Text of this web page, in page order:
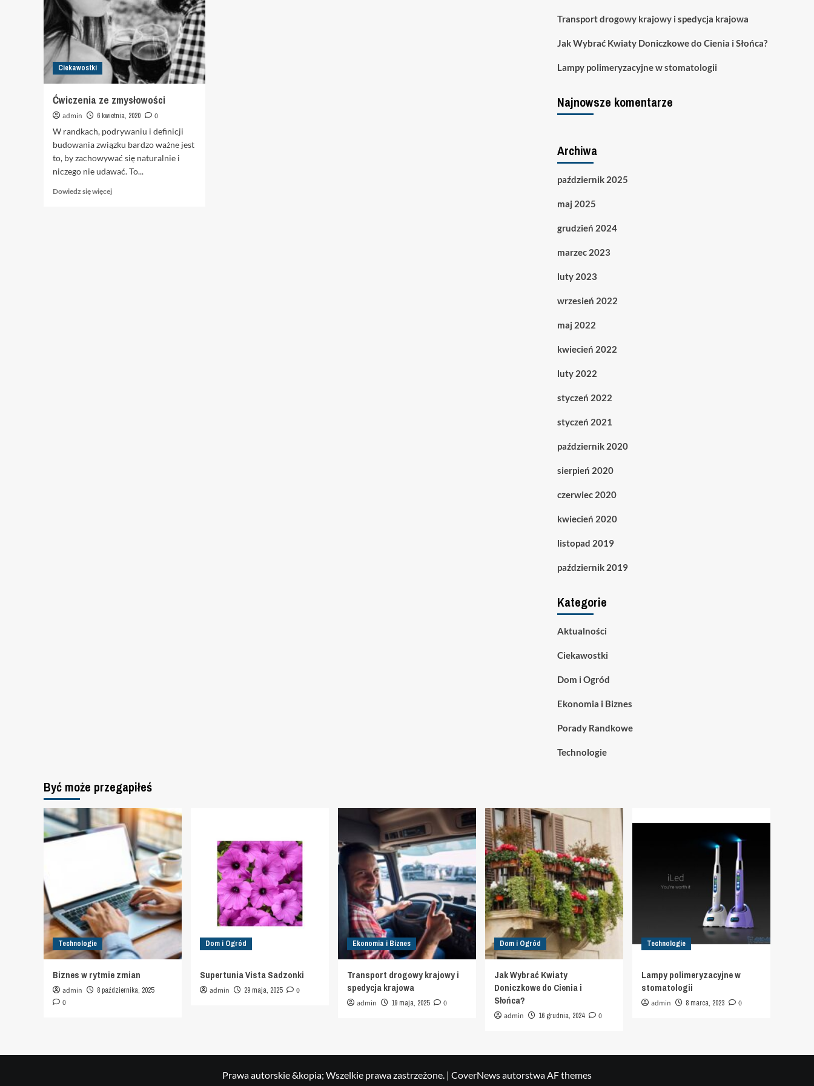
Ciekawostki
Ćwiczenia ze zmysłowości
admin 6 kwietnia, 2020
0
W randkach, podrywaniu i definicji
budowania związku bardzo ważne jest
to, by zachowywać się naturalnie i
niczego nie udawać. To...
Dowiedz się więcejDowiedz
Transport drogowy krajowy i spedycja krajowa
Jak Wybrać Kwiaty Doniczkowe do Cienia i Słońca?
Lampy polimeryzacyjne w stomatologii
Najnowsze komentarze
Archiwa
październik 2025
maj 2025
grudzień 2024
marzec 2023
luty 2023
wrzesień 2022
maj 2022
kwiecień 2022
luty 2022
styczeń 2022
styczeń 2021
październik 2020
sierpień 2020
czerwiec 2020
kwiecień 2020
listopad 2019
październik 2019
Kategorie
Aktualności
Ciekawostki
Dom i Ogród
Ekonomia i Biznes
Porady Randkowe
Technologie
Być może przegapiłeś
Technologie
Biznes w rytmie zmian
admin 8 października, 2025
0
Dom i Ogród
Supertunia Vista Sadzonki
admin 29 maja, 2025 0
Ekonomia i Biznes
Transport drogowy krajowy i
spedycja krajowa
admin 19 maja, 2025 0
Dom i Ogród
Jak Wybrać Kwiaty
Doniczkowe do Cienia i
Słońca?
admin 16 grudnia, 2024 0
Technologie
Lampy polimeryzacyjne w
stomatologii
admin 8 marca, 2023 0
Prawa autorskie &kopia; Wszelkie prawa zastrzeżone. | CoverNewsautorstwa AF themes